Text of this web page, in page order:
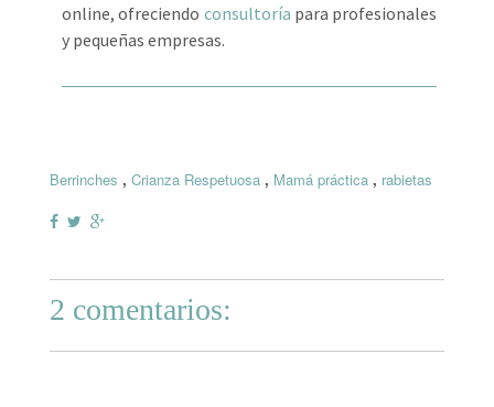
online, ofreciendo consultoría para profesionales
y pequeñas empresas.
Berrinches , Crianza Respetuosa, Mamá práctica, rabietas
2 comentarios: